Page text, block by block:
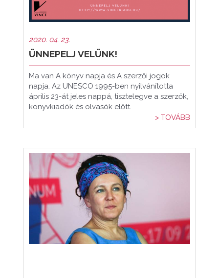
2020. 04. 23.
ÜNNEPELJ VELÜNK!
Ma van A könyv napja és A szerzői jogok
napja. Az UNESCO 1995-ben nyilvánította
április 23-át jeles nappá, tisztelegve a szerzők,
könyvkiadók és olvasók előtt.
> TOVÁBB